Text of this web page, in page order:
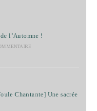
l’Automne !
Chantante] Une sacrée